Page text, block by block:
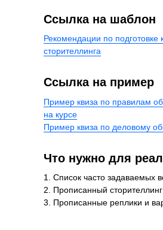
Рекомендации по подготовке
сторителлинга
1. Список часто задаваемых
2. Прописанный сторителлинг
3. Прописанные реплики и
Пример квиза по правилам
на курсе
Пример квиза по деловому
Ссылка на шаблон
Ссылка на пример
Что нужно для